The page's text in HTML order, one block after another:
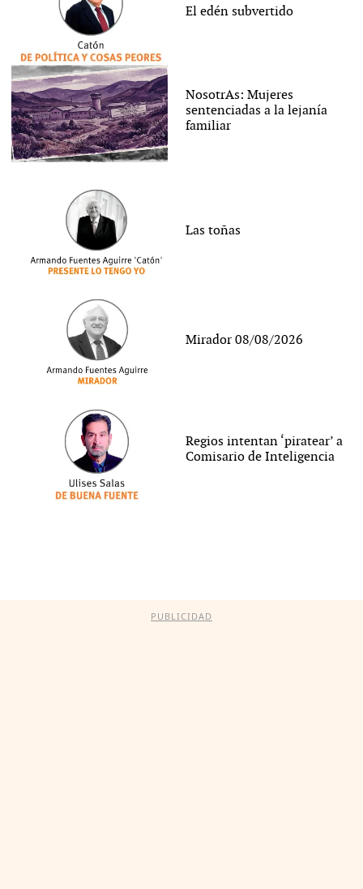
El edén subvertido
NosotrAs: Mujeres
sentenciadas a la lejanía
familiar
Las toñas
Mirador 08/08/2026
Regios intentan ‘piratear’ a
Comisario de Inteligencia
PUBLICIDAD